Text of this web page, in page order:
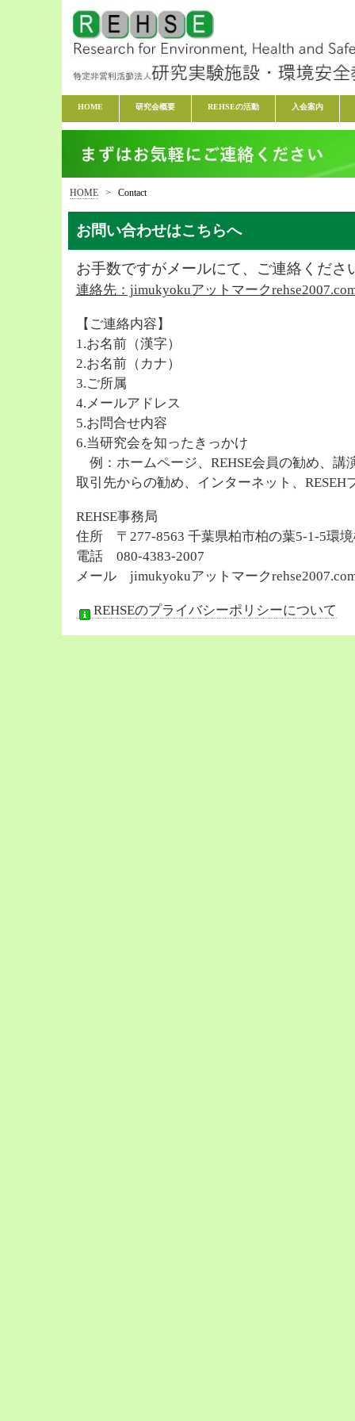
HOME 研究会概要 REHSEの活動 入会案内
HOME > Contact
お問い合わせはこちらへ
お手数ですがメールにて、ご連絡くださ
連絡先：jimukyokuアットマーク
【ご連絡内容】
1.お名前（漢字）
2.お名前（カナ）
3.ご所属
4.メールアドレス
5.お問合せ内容
6.当研究会を知ったきっかけ
例：ホームページ、REHSE会員の勧め、講
取引先からの勧め、インターネット、
REHSE事務局
住所 〒277-8563 千葉県柏市柏の葉5-1-5環境
電話 080-4383-2007
メール jimukyokuアットマーク
REHSEのプライバシーポリシーについて